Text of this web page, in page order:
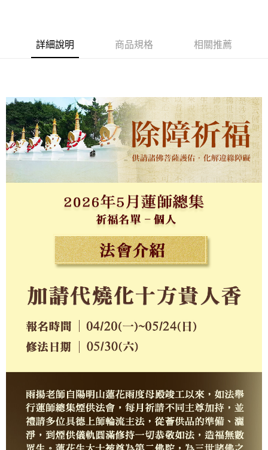
貨到付款
台灣無結緣品法會免運 (不寄送出貨明細)
免運費
貨到付款
每筆NT$120，滿NT$1,800(含以上)免運費
詳細說明 商品規格 相關推薦